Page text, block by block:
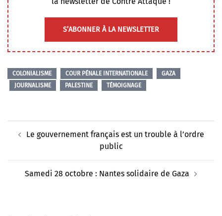
S’ABONNER À LA NEWSLETTER
COLONIALISME COUR PÉNALE INTERNATIONALE
GAZA
JOURNALISME
PALESTINE TÉMOIGNAGE
d’article
Le gouvernement français est un trouble à l’ordre
public
Samedi 28 octobre : Nantes solidaire de Gaza